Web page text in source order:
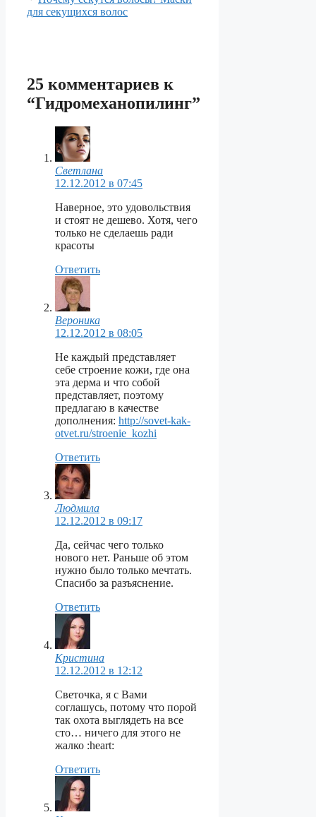
для секущихся волос
25 комментариев к
“Гидромеханопилинг”
Светлана
12.12.2012 в 07:45
Наверное, это удовольствия
и стоят не дешево. Хотя, чего
только не сделаешь ради
красоты
Ответить
Вероника
12.12.2012 в 08:05
Не каждый представляет
себе строение кожи, где она
эта дерма и что собой
представляет, поэтому
предлагаю в качестве
дополнения: http://sovet-kak-
otvet.ru/stroenie_kozhi
Ответить
Людмила
12.12.2012 в 09:17
Да, сейчас чего только
нового нет. Раньше об этом
нужно было только мечтать.
Спасибо за разъяснение.
Ответить
Кристина
12.12.2012 в 12:12
Светочка, я с Вами
соглашусь, потому что порой
так охота выглядеть на все
сто… ничего для этого не
жалко :heart:
Ответить